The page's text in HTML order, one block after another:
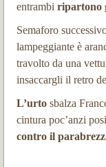
entrambi ripartono
Semaforo
lampeggiante è
travolto da una
insaccargli il retro
L’urtosbalza
cintura poc’anzi
contro il